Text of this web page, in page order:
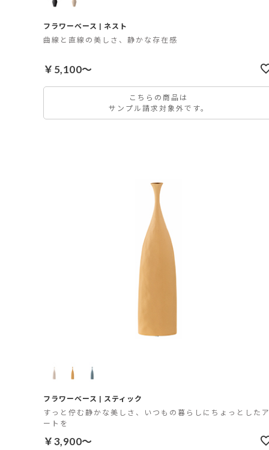
フラワーベース | ネスト
曲線と直線の美しさ、静かな存在感
￥5,100～
こちらの商品は
サンプル請求対象外です。
フラワーベース | スティック
すっと佇む静かな美しさ、いつもの暮らしにちょっとしたア
ートを
￥3,900～